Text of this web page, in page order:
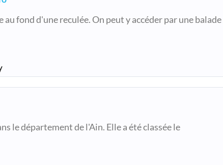
au fond d'une reculée. On peut y accéder par une balade
le département de l'Ain. Elle a été classée le